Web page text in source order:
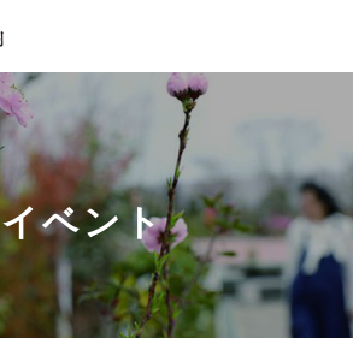
イベント